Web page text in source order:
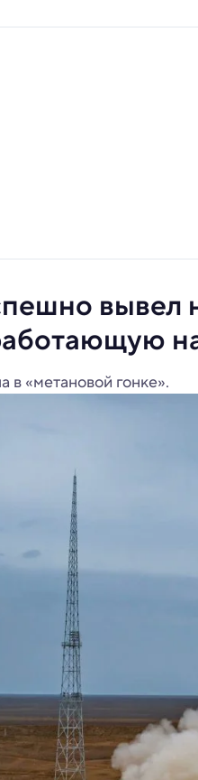
вывел
в «метановой гонке».